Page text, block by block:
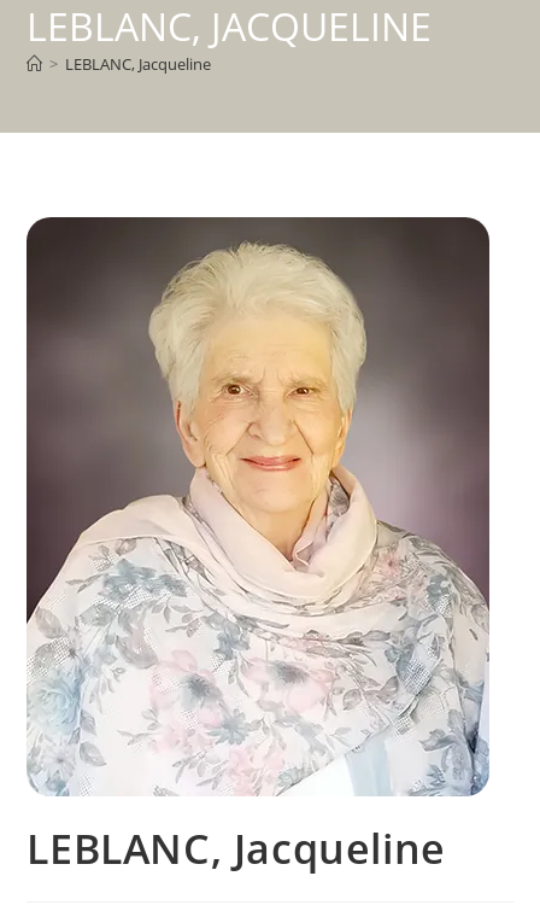
LEBLANC, JACQUELINE
> LEBLANC, Jacqueline
LEBLANC, Jacqueline